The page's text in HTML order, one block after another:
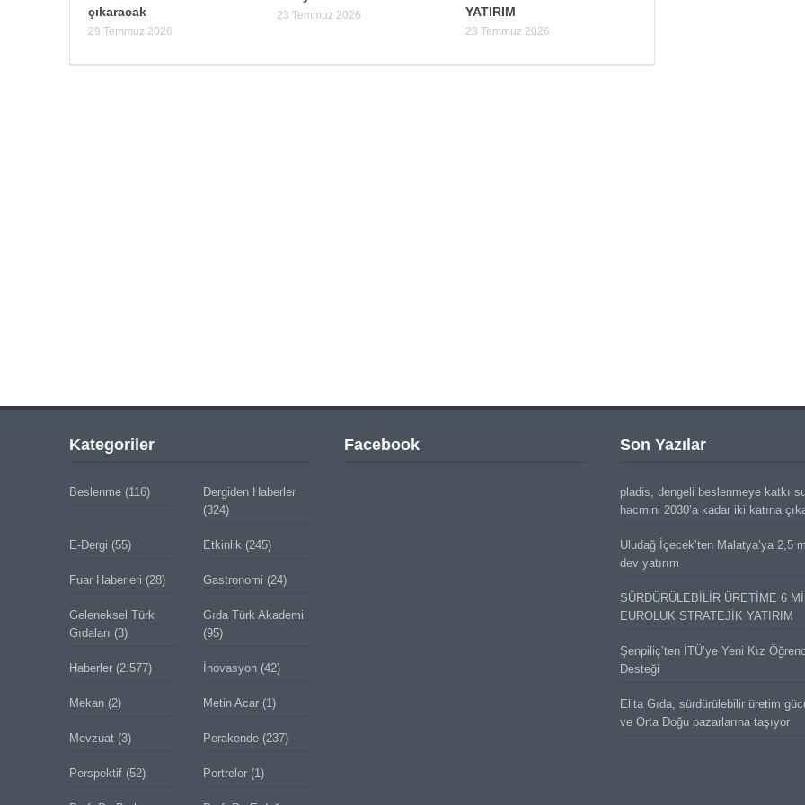
çıkaracak
29 Temmuz 2026
23 Temmuz 2026
YATIRIM
23 Temmuz 2026
Kategoriler
Beslenme(116)
Dergiden Haberler
(324)
E-Dergi (55) Etkinlik (245)
Fuar Haberleri (28) Gastronomi (24)
Geleneksel Türk
Gıdaları (3)
Gıda Türk Akademi
(95)
Haberler(2.577) İnovasyon(42)
Mekan(2) Metin Acar(1)
Mevzuat(3) Perakende(237)
Perspektif(52) Portreler(1)
Facebook Son Yazılar
pladis, dengeli beslenmeye katkı
hacmini 2030’a kadar iki katına
Uludağ İçecek’ten Malatya’ya 2,5
dev yatırım
SÜRDÜRÜLEBİLİR ÜRETİME 6
EUROLUK STRATEJİK YATIRIM
Şenpiliç’ten İTÜ’ye Yeni Kız
Desteği
Elita Gıda, sürdürülebilir üretim
ve Orta Doğu pazarlarına taşıyor